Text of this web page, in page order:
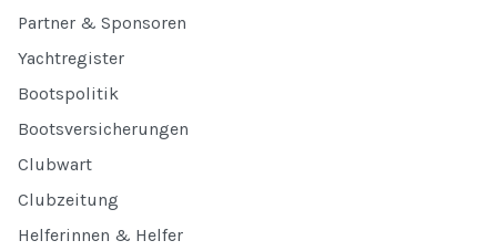
Partner & Sponsoren
Yachtregister
Bootspolitik
Bootsversicherungen
Clubwart
Clubzeitung
Helferinnen & Helfer